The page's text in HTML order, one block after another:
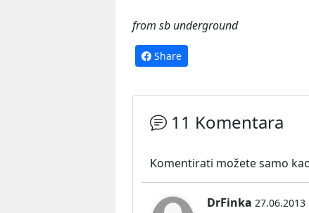
from sb underground
Share
11 Komentara
Komentirati možete samo
DrFinka 27.06.2013